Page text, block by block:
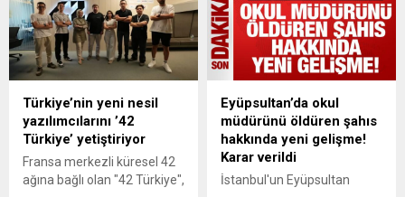
Türkiye’nin yeni nesil
yazılımcılarını ’42
Türkiye’ yetiştiriyor
Fransa merkezli küresel 42
ağına bağlı olan "42 Türkiye",
Eyüpsultan’da okul
müdürünü öldüren şahıs
hakkında yeni gelişme!
Karar verildi
İstanbul'un Eyüpsultan